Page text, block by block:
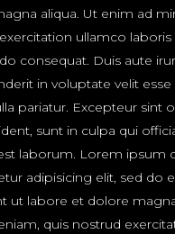
aliqua. Ut enim ad
ullamco laboris
consequat. Duis aute
in voluptate velit
pariatur. Excepteur sint
sunt in culpa qui
laborum. Lorem ipsum
adipisicing elit, sed do
ut labore et dolore
quis nostrud